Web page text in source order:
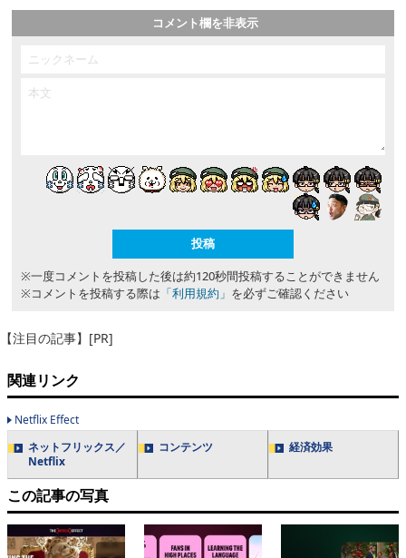
コメント欄を非表示
※一度コメントを投稿した後は約120秒間投稿することができません
※コメントを投稿する際は 「利用規約」 を必ずご確認ください
【注目の記事】[PR]
関連リンク
Netflix Effect
ネットフリックス／
Netflix
コンテンツ 経済効果
この記事の写真